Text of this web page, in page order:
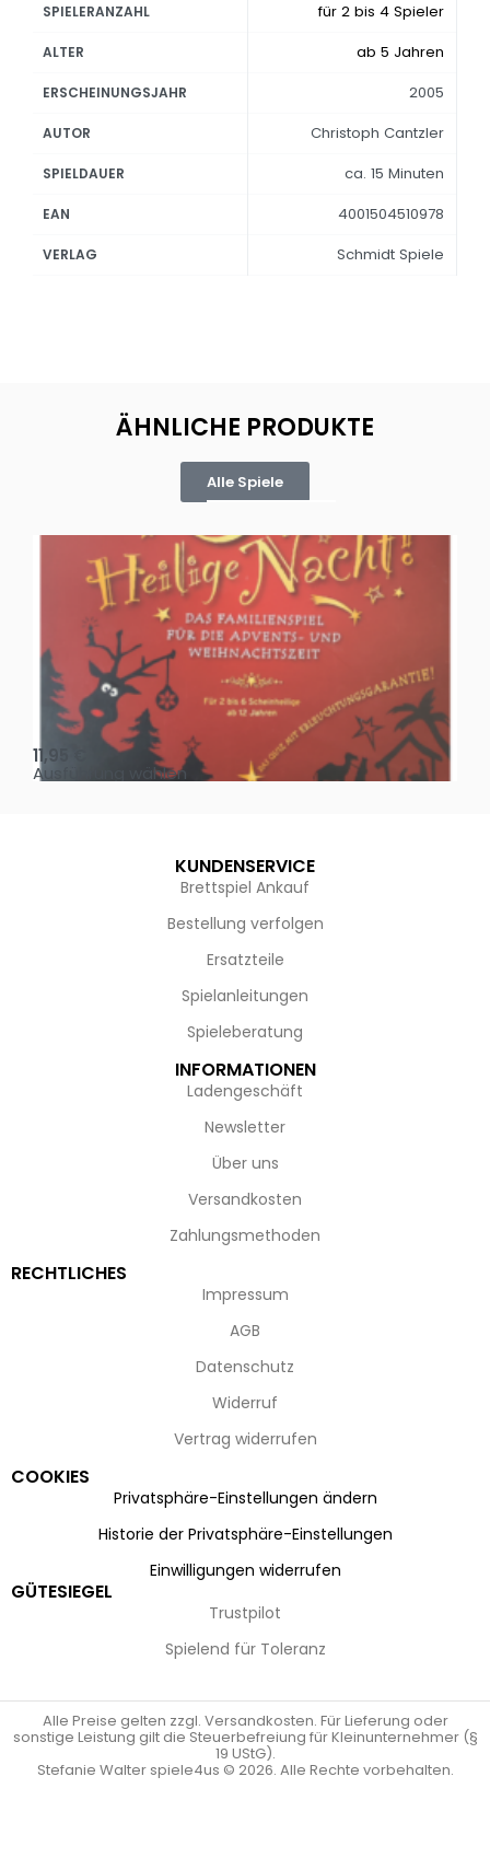
SPIELERANZAHL für 2 bis 4 Spieler
ALTER ab 5 Jahren
ERSCHEINUNGSJAHR 2005
AUTOR Christoph Cantzler
SPIELDAUER ca. 15 Minuten
EAN 4001504510978
VERLAG Schmidt Spiele
ÄHNLICHE PRODUKTE
Alle Spiele
Oh, heilige Nacht!
11,95
Ausführung wählen
KUNDENSERVICE
Brettspiel Ankauf
Bestellung verfolgen
Ersatzteile
Spielanleitungen
Spieleberatung
INFORMATIONEN
Ladengeschäft
Newsletter
Über uns
Versandkosten
Zahlungsmethoden
RECHTLICHES
Impressum
AGB
Datenschutz
Widerruf
Vertrag widerrufen
COOKIES
Privatsphäre-Einstellungen ändern
Historie der Privatsphäre-Einstellungen
Einwilligungen widerrufen
GÜTESIEGEL
Trustpilot
Spielend für Toleranz
Alle Preise gelten zzgl. Versandkosten. Für Lieferung oder
sonstige Leistung gilt die Steuerbefreiung für Kleinunternehmer (§
19 UStG).
Stefanie Walter spiele4us © 2026. Alle Rechte vorbehalten.